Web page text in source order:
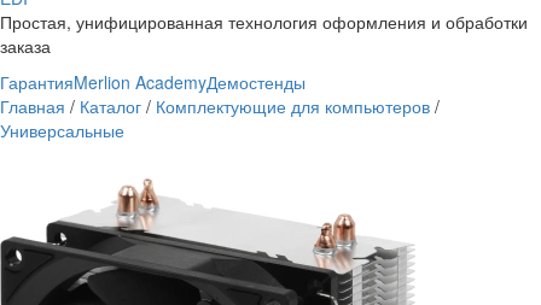
Простая, унифицированная технология оформления и обработки
заказа
ГарантияMerlion AcademyДемостенды
Главная / Каталог / Комплектующие для компьютеров /
Универсальные